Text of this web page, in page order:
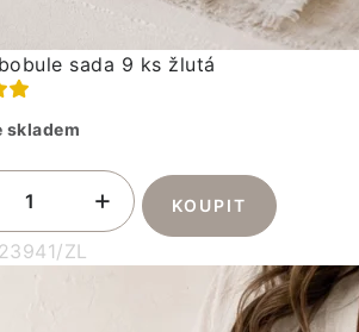
sada 9 ks žlutá
skladem
ZL